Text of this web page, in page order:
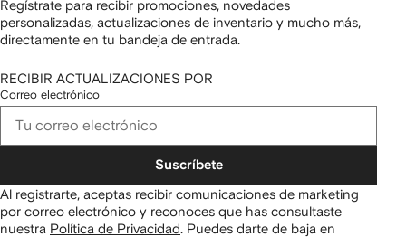
Regístrate para recibir promociones, novedades
personalizadas, actualizaciones de inventario y mucho más,
directamente en tu bandeja de entrada.
RECIBIR ACTUALIZACIONES POR
Correo electrónico
Suscríbete
Al registrarte, aceptas recibir comunicaciones de marketing
por correo electrónico y reconoces que has consultaste
nuestra Política de Privacidad Puedes darte de baja en